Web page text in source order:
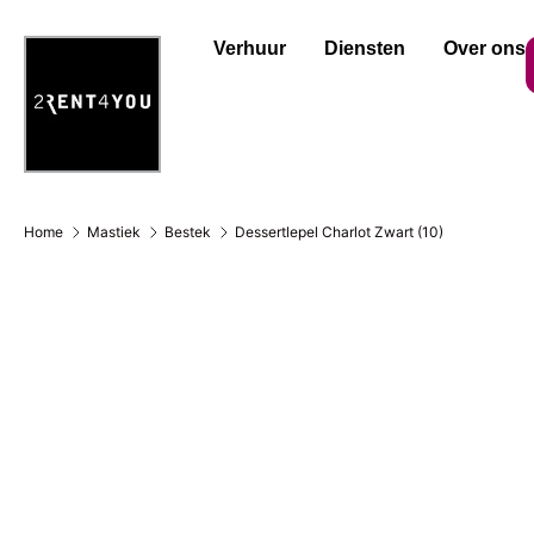
Verhuur Diensten
Over ons
Home Mastiek Bestek Dessertlepel Charlot Zwart (10)